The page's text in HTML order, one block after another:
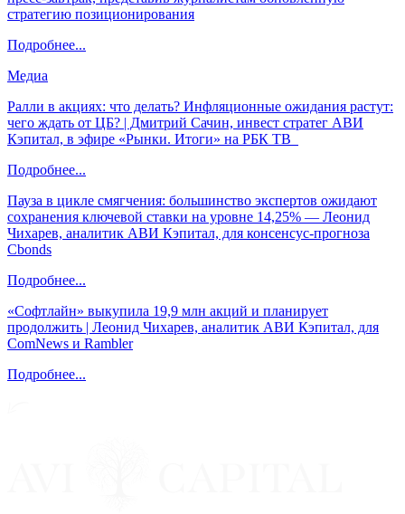
стратегию позиционирования
Подробнее...
Медиа
Ралли в акциях: что делать? Инфляционные ожидания растут:
чего ждать от ЦБ? | Дмитрий Сачин, инвест стратег АВИ
Кэпитал, в эфире «Рынки. Итоги» на РБК ТВ
Подробнее...
Пауза в цикле смягчения: большинство экспертов ожидают
сохранения ключевой ставки на уровне 14,25% — Леонид
Чихарев, аналитик АВИ Кэпитал, для консенсус-прогноза
Cbonds
Подробнее...
«Софтлайн» выкупила 19,9 млн акций и планирует
продолжить | Леонид Чихарев, аналитик АВИ Кэпитал, для
ComNews и Rambler
Подробнее...